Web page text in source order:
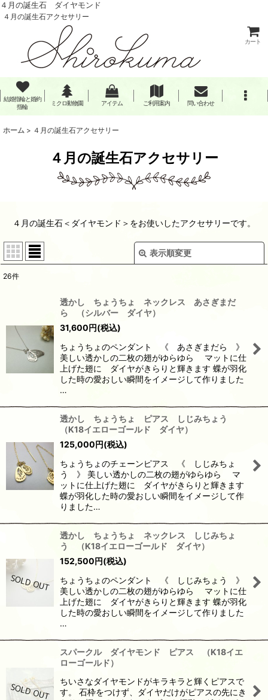
４月の誕生石 ダイヤモンド
４月の誕生石アクセサリー
カート
結婚指輪と婚約
指輪
ミクロ動物園 アイテム ご利用案内 問い合わせ
ホーム > ４月の誕生石アクセサリー
４月の誕生石アクセサリー
４月の誕生石＜ダイヤモンド＞をお使いしたアクセサリーです。
表示順変更
絞り込む
26件
透かし ちょうちょ ネックレス あさぎまだ
ら （シルバー ダイヤ）
31,600円(税込)
ちょうちょのペンダント 《 あさぎまだら 》
美しい透かしの二枚の翅がゆらゆら マットに仕
上げた翅に ダイヤがきらりと輝きます 蝶が羽化
した時の愛おしい瞬間をイメージして作りました
…
透かし ちょうちょ ピアス しじみちょう
（K18イエローゴールド ダイヤ）
125,000円(税込)
ちょうちょのチェーンピアス 《 しじみちょ
う 》 美しい透かしの二枚の翅がゆらゆら マ
ットに仕上げた翅に ダイヤがきらりと輝きます
蝶が羽化した時の愛おしい瞬間をイメージして作
りました…
透かし ちょうちょ ネックレス しじみちょ
う （K18イエローゴールド ダイヤ）
152,500円(税込)
ちょうちょのペンダント 《 しじみちょう 》
美しい透かしの二枚の翅がゆらゆら マットに仕
上げた翅に ダイヤがきらりと輝きます 蝶が羽化
した時の愛おしい瞬間をイメージして作りました
…
スパークル ダイヤモンド ピアス （K18イエ
ローゴールド）
ちいさなダイヤモンドがキラキラと輝くピアスで
す。 石枠をつけず、ダイヤだけがピアスの先にき